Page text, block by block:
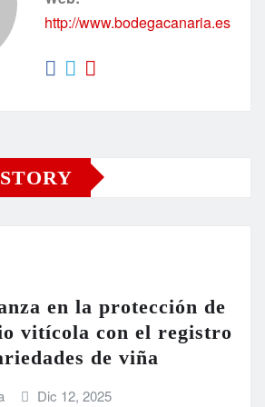
http://www.bodegacanaria.es
en la protección de
vitícola con el registro
de viña
Dic 12, 2025